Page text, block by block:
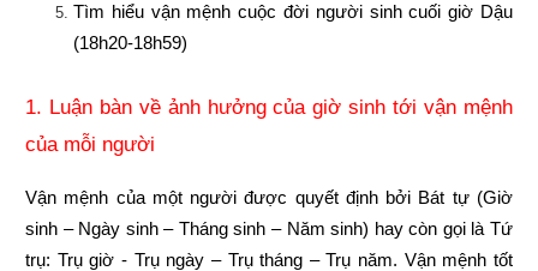
Tìm hiểu vận mệnh cuộc đời người sinh cuối giờ Dậu
(18h20-18h59)
1. Luận bàn về ảnh hưởng của giờ sinh tới vận mệnh
của mỗi người
Vận mệnh của một người được quyết định bởi Bát tự (Giờ
sinh – Ngày sinh – Tháng sinh – Năm sinh) hay còn gọi là Tứ
trụ: Trụ giờ - Trụ ngày – Trụ tháng – Trụ năm. Vận mệnh tốt